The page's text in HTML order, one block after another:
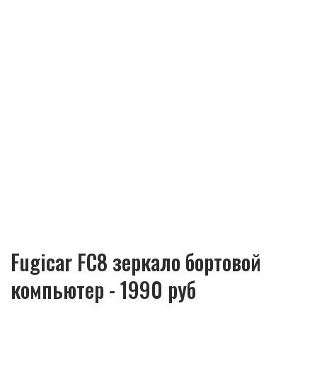
Fugicar FC8 зеркало бортовой
компьютер - 1990 руб